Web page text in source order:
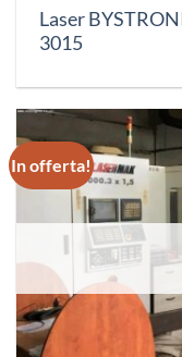
Laser
3015
In offerta!